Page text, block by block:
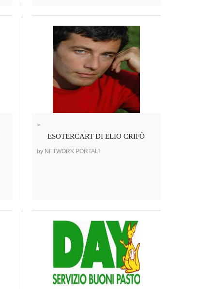
>
ESOTERCART DI ELIO CRIFÒ
by NETWORK PORTALI